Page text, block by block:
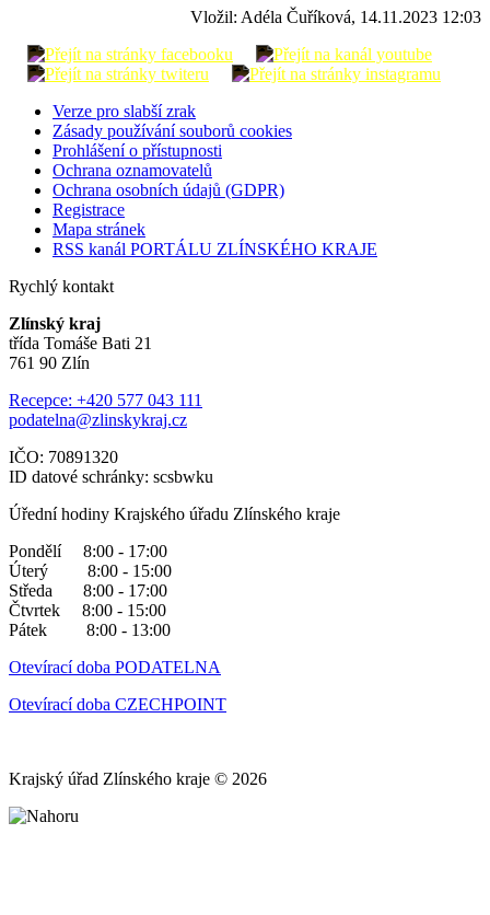
Vložil: Adéla Čuříková, 14.11.2023 12:03
Verze pro slabší zrak
Zásady používání souborů cookies
Prohlášení o přístupnosti
Ochrana oznamovatelů
Ochrana osobních údajů (GDPR)
Registrace
Mapa stránek
RSS kanál PORTÁLU ZLÍNSKÉHO KRAJE
Rychlý kontakt
Zlínský kraj
třída Tomáše Bati 21
761 90 Zlín
Recepce: +420 577 043 111
podatelna@zlinskykraj.cz
IČO: 70891320
ID datové schránky: scsbwku
Úřední hodiny Krajského úřadu Zlínského kraje
Pondělí 8:00 - 17:00
Úterý 8:00 - 15:00
Středa 8:00 - 17:00
Čtvrtek 8:00 - 15:00
Pátek 8:00 - 13:00
Otevírací doba PODATELNA
Otevírací doba CZECHPOINT
Krajský úřad Zlínského kraje © 2026